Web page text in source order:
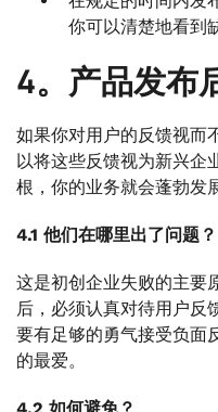
你可以清楚地看到
4。产品发布
如果你对用户的反馈视而
以将这些反馈视为新兴企
根，你的业务就会蓬勃发
4.1 他们在哪里出了问题？
这是初创企业失败的主要
后，必须认真对待用户反
要有足够的勇气接受负面
的最爱。